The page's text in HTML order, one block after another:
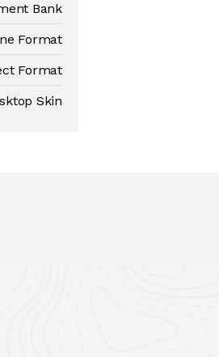
Bank
Format
Format
Skin